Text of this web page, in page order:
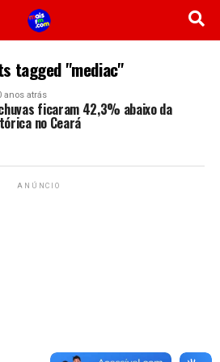
tagged "mediac"
anos atrás
ficaram 42,3% abaixo da
no Ceará
ANÚNCIO